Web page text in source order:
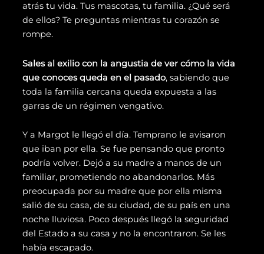
atrás tu vida. Tus mascotas, tu familia. ¿Qué será
de ellos? Te preguntas mientras tu corazón se
rompe.
Sales al exilio con la angustia de ver cómo la vida
que conoces queda en el pasado, sabiendo que
toda la familia cercana queda expuesta a las
garras de un régimen vengativo.
Y a Margot le llegó el día. Temprano le avisaron
que iban por ella. Se fue pensando que pronto
podría volver. Dejó a su madre a manos de un
familiar, prometiendo no abandonarlos. Más
preocupada por su madre que por ella misma
salió de su casa, de su ciudad, de su país en una
noche lluviosa. Poco después llegó la seguridad
del Estado a su casa y no la encontraron. Se les
había escapado.